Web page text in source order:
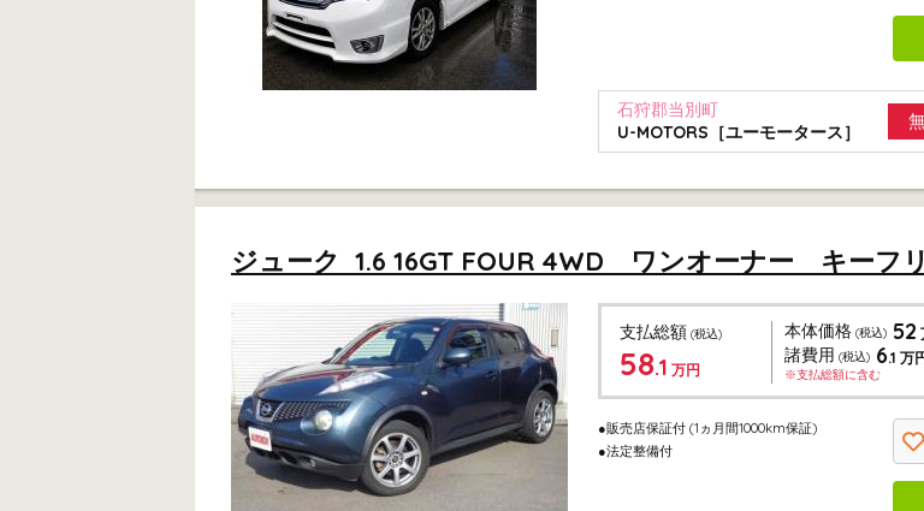
石狩郡当別町
U-MOTORS［ユーモータース］
ジューク 1.6 16GT FOUR 4WD ワンオーナー キーフ
●販売店保証付 (1ヵ月間1000km保証)
●法定整備付
支払総額 (税込)
58.1 万円
本体価格(税込) 52
諸費用 (税込) 6.1 万
※支払総額に含む